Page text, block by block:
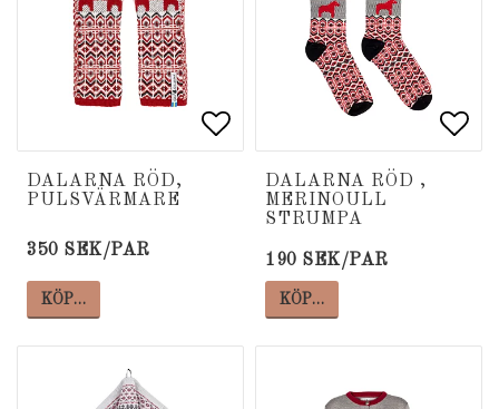
Lägg till i
Lägg till i
DALARNA RÖD,
PULSVÄRMARE
350 SEK/PAR
KÖP…
DALARNA RÖD ,
MERINOULL
STRUMPA
190 SEK/PAR
KÖP…